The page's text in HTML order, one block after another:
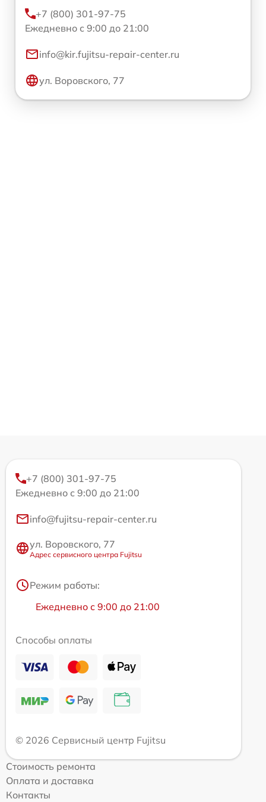
+7 (800) 301-97-75
Ежедневно с 9:00 до 21:00
info@kir.fujitsu-repair-center.ru
ул. Воровского, 77
+7 (800) 301-97-75
Ежедневно с 9:00 до 21:00
info@fujitsu-repair-center.ru
ул. Воровского, 77
Адрес сервисного центра Fujitsu
Режим работы:
Ежедневно с 9:00 до 21:00
Способы оплаты
© 2026 Сервисный центр Fujitsu
Стоимость ремонта
Оплата и доставка
Контакты